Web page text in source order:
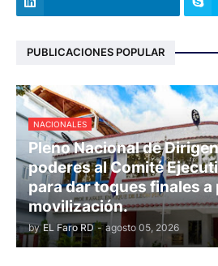
PUBLICACIONES POPULAR
NACIONALES
Pleno Nacional de
poderes al Comité
para dar toques finales a
movilización.
by EL Faro RD - agosto 05, 2026